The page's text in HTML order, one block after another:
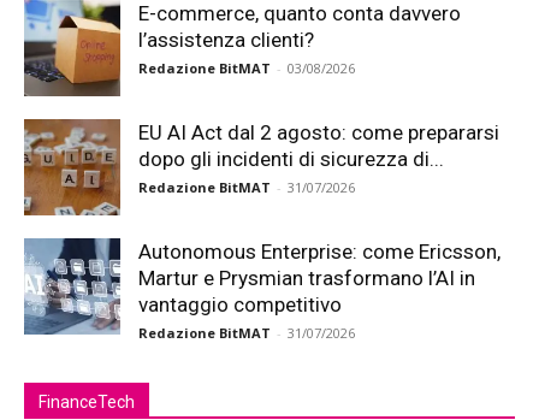
E-commerce, quanto conta davvero
l’assistenza clienti?
Redazione BitMAT - 03/08/2026
EU AI Act dal 2 agosto: come prepararsi
dopo gli incidenti di sicurezza di...
Redazione BitMAT - 31/07/2026
Autonomous Enterprise: come Ericsson,
Martur e Prysmian trasformano l’AI in
vantaggio competitivo
Redazione BitMAT - 31/07/2026
FinanceTech